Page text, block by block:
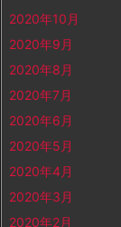
2020年10月
2020年9月
2020年8月
2020年7月
2020年6月
2020年5月
2020年4月
2020年3月
2020年2月